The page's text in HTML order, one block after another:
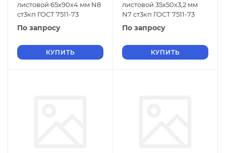
листовой 65х90х4 мм N8
ст3кп ГОСТ 7511-73
По запросу
КУПИТЬ
листовой 35х50х3,2 мм
N7 ст3кп ГОСТ 7511-73
По запросу
КУПИТЬ